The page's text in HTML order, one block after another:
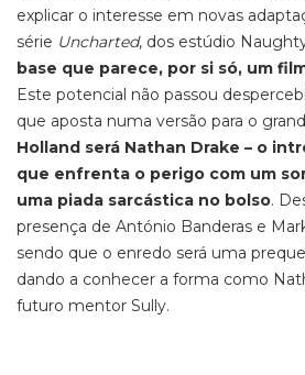
explicar o interesse em novas
série Uncharted, dos estúdio
base que parece, por si só, um
Este potencial não passou
que aposta numa versão para o
Holland será Nathan Drake – o
que enfrenta o perigo com um
uma piada sarcástica no bolso.
presença de António Banderas e
sendo que o enredo será uma
dando a conhecer a forma como
futuro mentor Sully.